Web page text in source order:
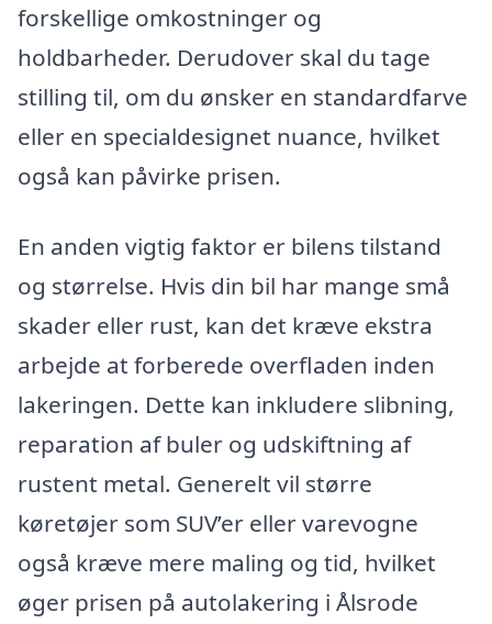
forskellige omkostninger og
holdbarheder. Derudover skal du tage
stilling til, om du ønsker en standardfarve
eller en specialdesignet nuance, hvilket
også kan påvirke prisen.
En anden vigtig faktor er bilens tilstand
og størrelse. Hvis din bil har mange små
skader eller rust, kan det kræve ekstra
arbejde at forberede overfladen inden
lakeringen. Dette kan inkludere slibning,
reparation af buler og udskiftning af
rustent metal. Generelt vil større
køretøjer som SUV’er eller varevogne
også kræve mere maling og tid, hvilket
øger prisen på autolakering i Ålsrode